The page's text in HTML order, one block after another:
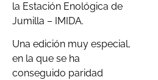
la Estación Enológica de
Jumilla – IMIDA.
Una edición muy especial,
en la que se ha
conseguido paridad